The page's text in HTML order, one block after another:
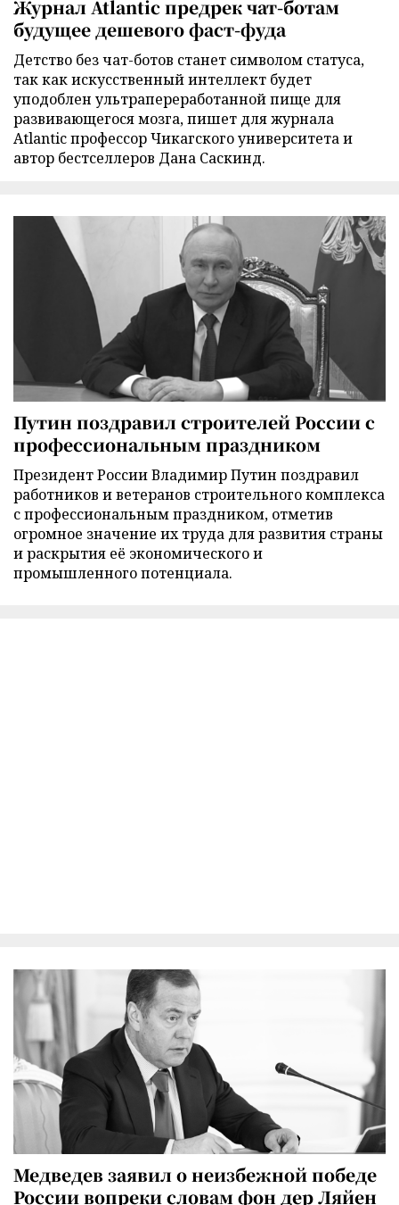
Журнал Atlantic предрек чат-ботам
будущее дешевого фаст-фуда
Детство без чат-ботов станет символом статуса,
так как искусственный интеллект будет
уподоблен ультрапереработанной пище для
развивающегося мозга, пишет для журнала
Atlantic профессор Чикагского университета и
автор бестселлеров Дана Саскинд.
Путин поздравил строителей России с
профессиональным праздником
Президент России Владимир Путин поздравил
работников и ветеранов строительного комплекса
с профессиональным праздником, отметив
огромное значение их труда для развития страны
и раскрытия её экономического и
промышленного потенциала.
Медведев заявил о неизбежной победе
России вопреки словам фон дер Ляйен